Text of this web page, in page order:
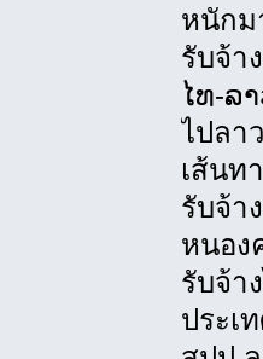
หนักม
รับจ้า
ໄທ-ລ
ไปลา
เส้นท
รับจ้า
หนอง
รับจ้า
ประเ